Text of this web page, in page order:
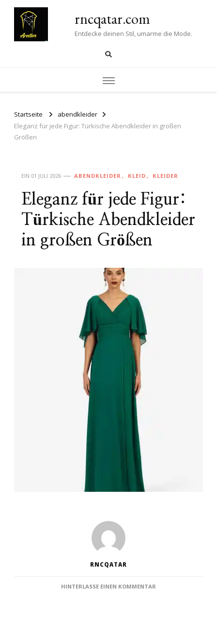
rncqatar.com
Entdecke deinen Stil, umarme die Mode.
Startseite
abendkleider
Eleganz für jede Figur: Türkische Abendkleider in großen
Größen
EIN 01 JULI 2026 ABENDKLEIDER KLEID KLEIDER
Eleganz für jede Figur:
Türkische Abendkleider
in großen Größen
RNCQATAR
HINTERLASSE EINEN KOMMENTAR